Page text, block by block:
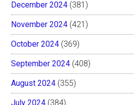
December 2024 (381)
November 2024 (421)
October 2024 (369)
September 2024 (408)
August 2024 (355)
July 2024 (384)